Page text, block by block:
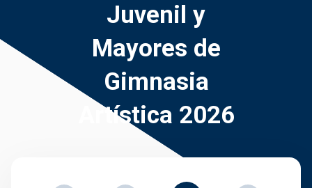
Juvenil y
Mayores de
Gimnasia
Artística 2026